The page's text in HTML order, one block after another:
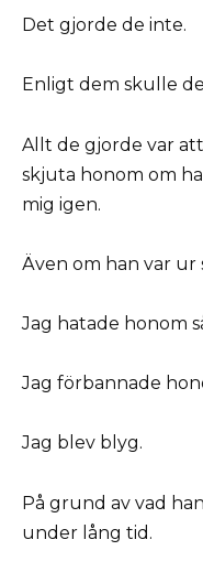
Det gjorde de inte.
Enligt dem skulle
Allt de gjorde var
skjuta honom om
mig igen.
Även om han var
Jag hatade honom
Jag förbannade
Jag blev blyg.
På grund av vad
under lång tid.